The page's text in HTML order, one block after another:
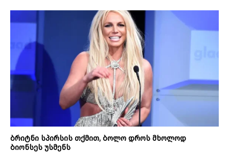
ბრიტნი სპირსის თქმით, ბოლო დროს მხოლოდ
ბიონსეს უსმენს